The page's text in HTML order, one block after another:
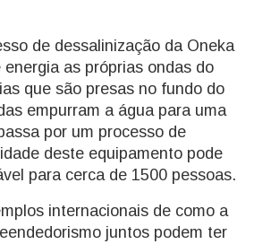
de dessalinização da Oneka
as próprias ondas do
que são presas no fundo do
empurram a água para uma
por um processo de
deste equipamento pode
para cerca de 1500 pessoas.
internacionais de como a
juntos podem ter